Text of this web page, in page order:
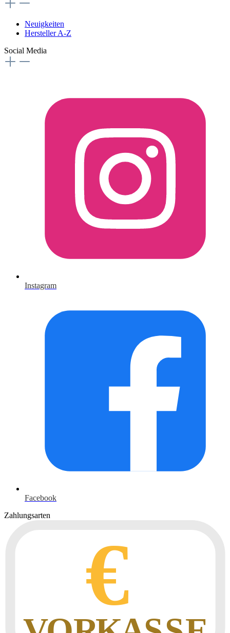
Neuigkeiten
Hersteller A-Z
Social Media
Facebook
Instagram
Zahlungsarten